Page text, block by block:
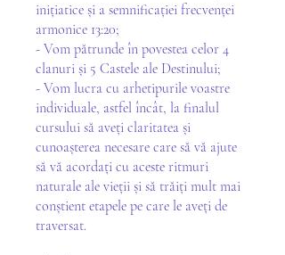
inițiatice și a semnificației frecvenței
armonice 13:20;
- Vom pătrunde în povestea celor 4
clanuri și 5 Castele ale Destinului;
- Vom lucra cu arhetipurile voastre
individuale, astfel încât, la finalul
cursului să aveți claritatea și
cunoașterea necesare care să vă ajute
să vă acordați cu aceste ritmuri
naturale ale vieții și să trăiți mult mai
conștient etapele pe care le aveți de
traversat.